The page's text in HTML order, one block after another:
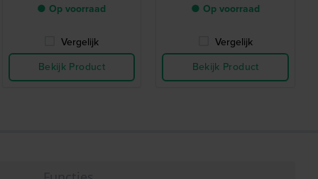
● Op voorraad
Vergelijk
Bekijk Product
● Op voorraad
Vergelijk
Bekijk Product